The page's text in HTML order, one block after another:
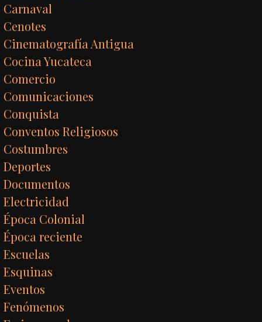
Carnaval
Cenotes
Cinematografía Antigua
Cocina Yucateca
Comercio
Comunicaciones
Conquista
Conventos Religiosos
Costumbres
Deportes
Documentos
Electricidad
Época Colonial
Época reciente
Escuelas
Esquinas
Eventos
Fenómenos